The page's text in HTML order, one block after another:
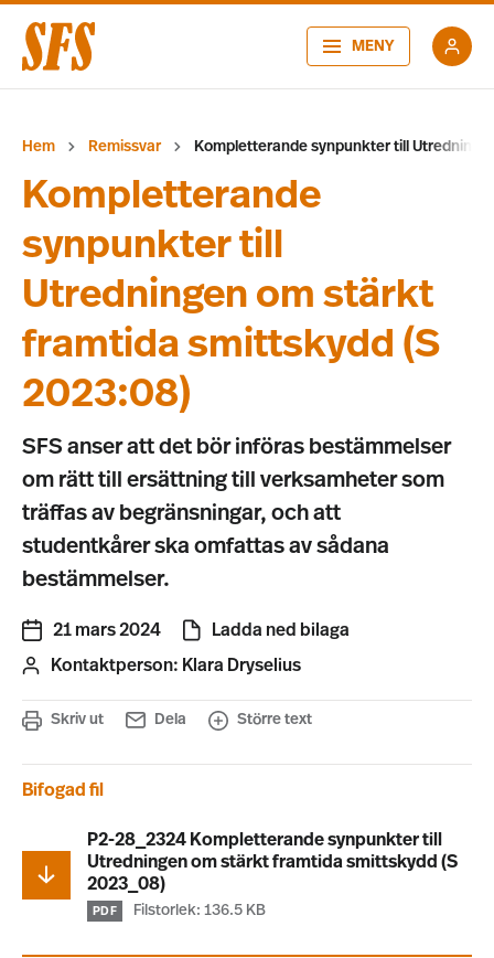
MENY
Hem Remissvar Kompletterande synpunkter till
Kompletterande
synpunkter till
Utredningen om stärkt
framtida smittskydd (S
2023:08)
SFS anser att det bör införas bestämmelser
om rätt till ersättning till verksamheter som
träffas av begränsningar, och att
studentkårer ska omfattas av sådana
bestämmelser.
21 mars 2024
Ladda ned bilaga
Kontaktperson: Klara Dryselius
Skriv ut Dela Större text
Bifogad fil
P2-28_2324 Kompletterande synpunkter till
Utredningen om stärkt framtida smittskydd (S
2023_08)
PDF Filstorlek: 136.5 KB